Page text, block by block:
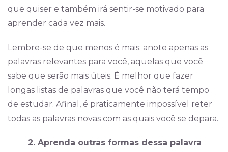
que quiser e também irá sentir-se motivado para
aprender cada vez mais.
Lembre-se de que menos é mais: anote apenas as
palavras relevantes para você, aquelas que você
sabe que serão mais úteis. É melhor que fazer
longas listas de palavras que você não terá tempo
de estudar. Afinal, é praticamente impossível reter
todas as palavras novas com as quais você se depara.
2. Aprenda outras formas dessa palavra